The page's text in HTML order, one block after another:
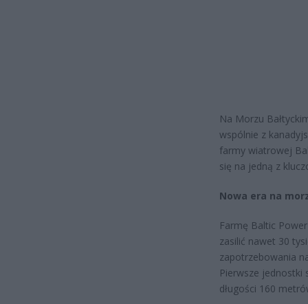
Na Morzu
wspólnie z
farmy wiatrowej
się na jedną z
Nowa era na
Farmę Baltic
zasilić nawet 30
zapotrzebowania
Pierwsze jednostki
długości 160